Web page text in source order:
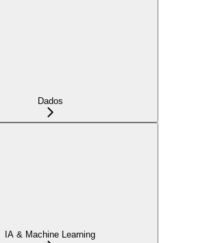
Dados
IA & Machine Learning